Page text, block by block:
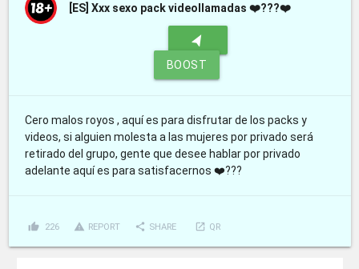
[ES] Xxx sexo pack videollamadas ❤️???❤️
navigation
BOOST
Cero malos royos , aquí es para disfrutar de los packs y
videos, si alguien molesta a las mujeres por privado será
retirado del grupo, gente que desee hablar por privado
adelante aquí es para satisfacernos ❤️???
thumb_up 226 report_problem REPORT share SHARE launch QR